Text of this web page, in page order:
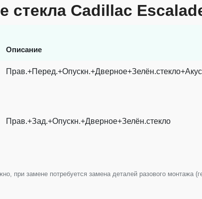
стекла Cadillac
Описание
Прав.+Зад.+Опускн.+Дверное+Зелён.стекло
при замене потребуется замена деталей разового монтажа